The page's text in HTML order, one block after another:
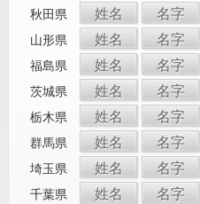
秋田県 姓名 名字
山形県 姓名 名字
福島県 姓名 名字
茨城県 姓名 名字
栃木県 姓名 名字
群馬県 姓名 名字
埼玉県 姓名 名字
千葉県 姓名 名字